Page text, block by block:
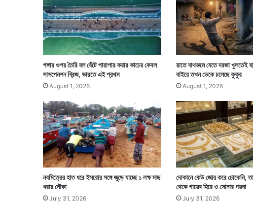
গৌ
ত
ম
ক
ন্যা
জা
হ্ন
বী
গঙ্গার ওপর তৈরি হল হেঁটে পারাপার করার কাচের কেবল
সাসপেনশন ব্রিজ, ভারতে এই প্রথম
August 1, 2026
রাতে বাথরুমে যেতে দরজা খুলতেই
বাইরে তখন ডেকে চলেছে কুকুর
August 1, 2026
নবমিত্রের হাত ধরে ইসরোর সঙ্গে জুড়ে যাচ্ছে ১ লক্ষ মাছ
ধরার নৌকা
July 31, 2026
দোকানে কেউ জোর করে ঢোকেনি,
থেকে গায়েব হিরে ও সোনার গয়না
July 31, 2026